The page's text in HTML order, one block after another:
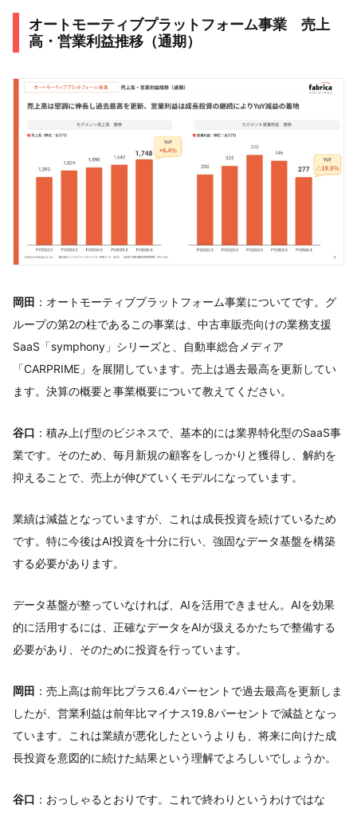
オートモーティブプラットフォーム事業 売上
高・営業利益推移（通期）
岡田 ：オートモーティブプラットフォーム事業についてです。グ
ループの第2の柱であるこの事業は、中古車販売向けの業務支援
SaaS「symphony」シリーズと、自動車総合メディア
「CARPRIME」を展開しています。売上は過去最高を更新してい
ます。決算の概要と事業概要について教えてください。
谷口 ：積み上げ型のビジネスで、基本的には業界特化型のSaaS事
業です。そのため、毎月新規の顧客をしっかりと獲得し、解約を
抑えることで、売上が伸びていくモデルになっています。
業績は減益となっていますが、これは成長投資を続けているため
です。特に今後はAI投資を十分に行い、強固なデータ基盤を構築
する必要があります。
データ基盤が整っていなければ、AIを活用できません。AIを効果
的に活用するには、正確なデータをAIが扱えるかたちで整備する
必要があり、そのために投資を行っています。
岡田 ：売上高は前年比プラス6.4パーセントで過去最高を更新しま
したが、営業利益は前年比マイナス19.8パーセントで減益となっ
ています。これは業績が悪化したというよりも、将来に向けた成
長投資を意図的に続けた結果という理解でよろしいでしょうか。
谷口 ：おっしゃるとおりです。これで終わりというわけではな